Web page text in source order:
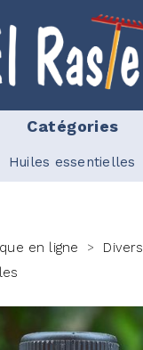
Catégories
Huiles essentielles
en ligne > Divers